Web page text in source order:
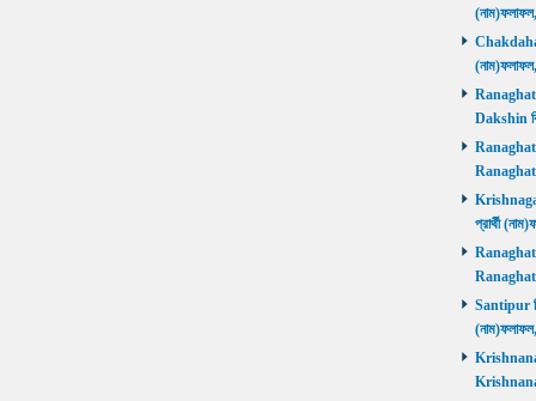
Chakdaha
Ranaghat
Dakshin
Ranaghat
Ranaghat
প্রার্থী
Ranaghat
Ranaghat
Santipur